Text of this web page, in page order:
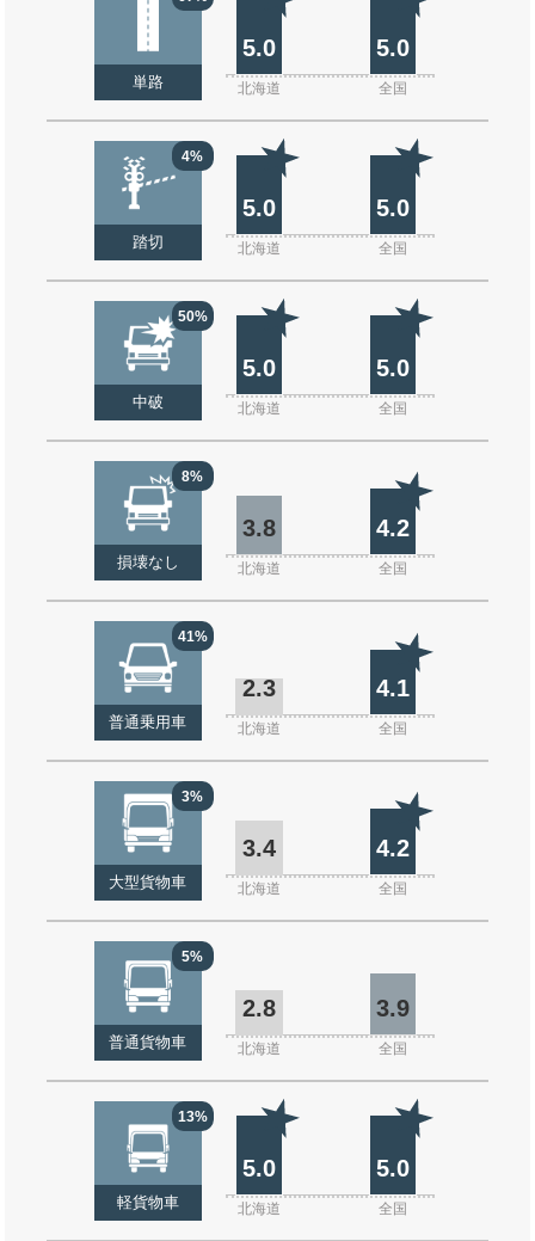
単路
5.0 5.0
北海道 全国
4%
踏切
5.0 5.0
北海道 全国
50%
中破
5.0 5.0
北海道 全国
8%
損壊なし
3.8 4.2
北海道 全国
41%
普通乗用車
2.3 4.1
北海道 全国
3%
大型貨物車
3.4 4.2
北海道 全国
5%
普通貨物車
2.8 3.9
北海道 全国
13%
軽貨物車
5.0 5.0
北海道 全国